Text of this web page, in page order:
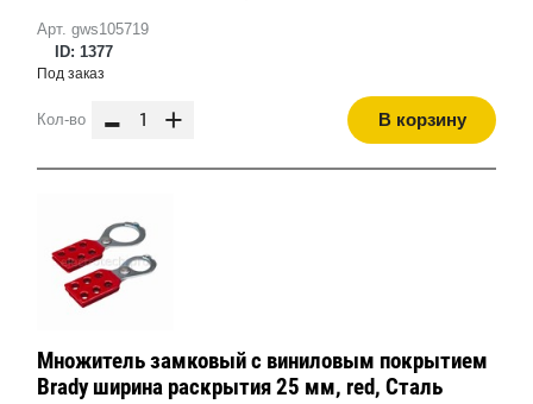
Арт. gws105719
ID: 1377
Под заказ
Кол-во - + В корзину
Множитель замковый с виниловым покрытием
Brady ширина раскрытия 25 мм, red, Сталь